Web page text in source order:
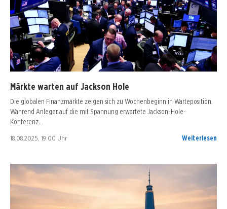
Märkte warten auf Jackson Hole
Die globalen Finanzmärkte zeigen sich zu Wochenbeginn in Warteposition.
Während Anleger auf die mit Spannung erwartete Jackson-Hole-
Konferenz…
18.08.2025, 19:00 Uhr Weiterlesen